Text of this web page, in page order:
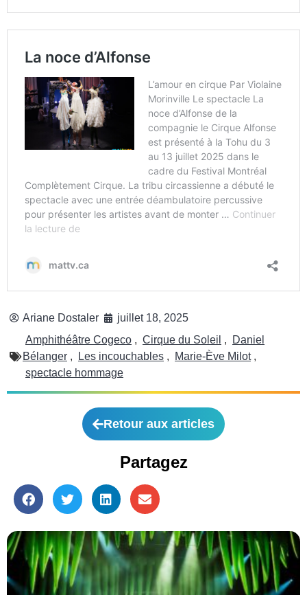
Ariane Dostaler
juillet 18, 2025
Amphithéâtre Cogeco , Cirque du Soleil ,
Daniel
Bélanger , Les incouchables , Marie-Ève Milot ,
spectacle hommage
Retour aux articles
Partagez